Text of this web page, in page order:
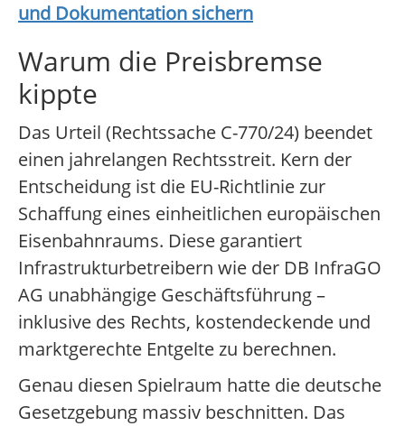
und Dokumentation sichern
Warum die Preisbremse
kippte
Das Urteil (Rechtssache C-770/24) beendet
einen jahrelangen Rechtsstreit. Kern der
Entscheidung ist die EU-Richtlinie zur
Schaffung eines einheitlichen europäischen
Eisenbahnraums. Diese garantiert
Infrastrukturbetreibern wie der DB InfraGO
AG unabhängige Geschäftsführung –
inklusive des Rechts, kostendeckende und
marktgerechte Entgelte zu berechnen.
Genau diesen Spielraum hatte die deutsche
Gesetzgebung massiv beschnitten. Das